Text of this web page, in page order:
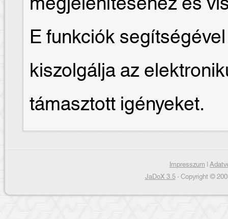
E funkciók
kiszolgálja az
támasztott igényeket.
Impresszum|
JaDoX 3.5- Copyright ©